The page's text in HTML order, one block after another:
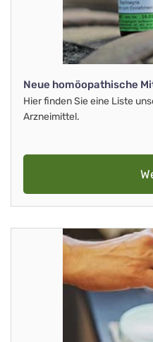
Neue homöopathische
Hier finden Sie eine Liste
Arzneimittel.